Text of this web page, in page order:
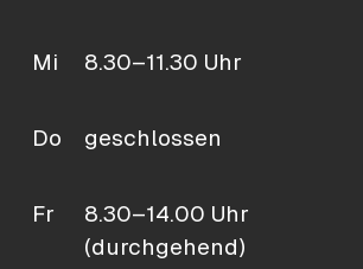
Mi
8.30–11.30 Uhr
Do
geschlossen
Fr
8.30–14.00 Uhr
(durchgehend)